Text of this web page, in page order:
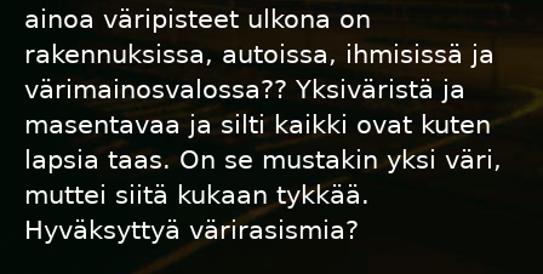
ainoa väripisteet ulkona on
rakennuksissa, autoissa, ihmisissä ja
värimainosvalossa?? Yksiväristä ja
masentavaa ja silti kaikki ovat kuten
lapsia taas. On se mustakin yksi väri,
muttei siitä kukaan tykkää.
Hyväksyttyä värirasismia?